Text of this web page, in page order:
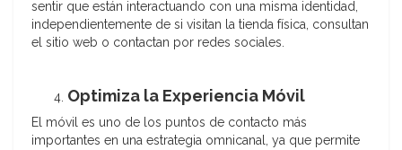
sentir que están interactuando con una misma identidad,
independientemente de si visitan la tienda física, consultan
el sitio web o contactan por redes sociales.
Optimiza la Experiencia Móvil
El móvil es uno de los puntos de contacto más
importantes en una estrategia omnicanal, ya que permite